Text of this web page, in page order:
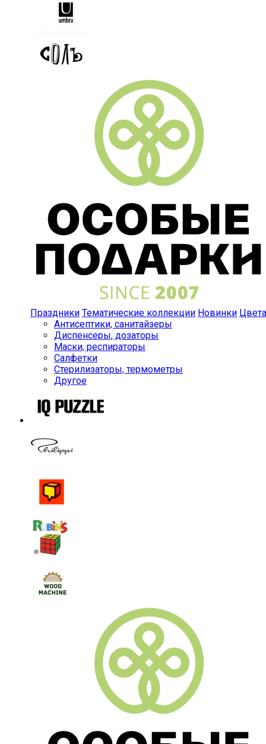
Праздники Тематические коллекции Новинки Цвета
Антисептики, санитайзеры
Диспенсеры, дозаторы
Маски, респираторы
Салфетки
Стерилизаторы, термометры
Другое